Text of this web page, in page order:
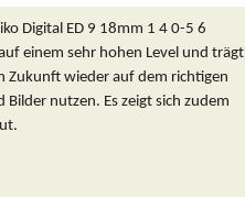
Digital ED 9 18mm 1 4 0-5 6
einem sehr hohen Level und trägt
Zukunft wieder auf dem richtigen
Bilder nutzen. Es zeigt sich zudem